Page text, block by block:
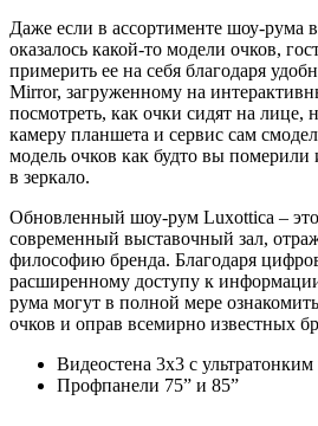
Даже если в ассортименте шоу-рума
оказалось какой-то модели очков,
примерить ее на себя благодаря
Mirror, загруженному на
посмотреть, как очки сидят на лице,
камеру планшета и сервис сам
модель очков как будто вы
в зеркало.
Обновленный шоу-рум Luxottica –
современный выставочный зал,
философию бренда. Благодаря
расширенному доступу к
рума могут в полной мере
очков и оправ всемирно известных
Видеостена 3x3 с
Профпанели 75” и 85”